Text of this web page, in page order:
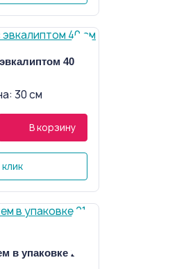
40
30 см
В корзину
в упаковке 21